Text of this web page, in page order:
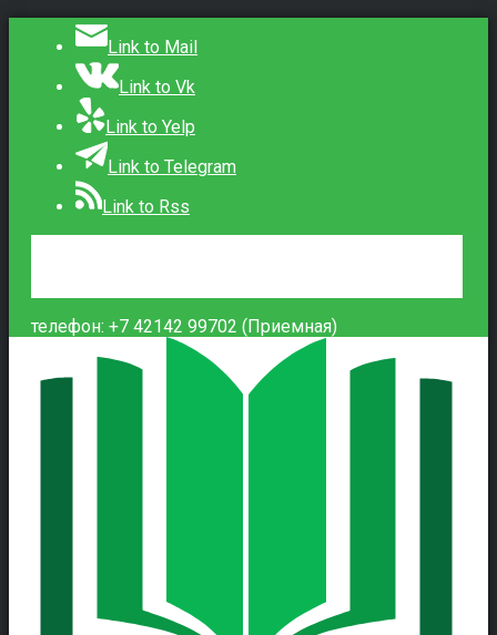
Link to Mail
Link to Vk
Link to Yelp
Link to Telegram
Link to Rss
телефон: +7 42142 99702 (Приемная)